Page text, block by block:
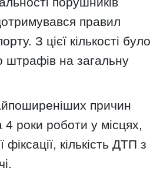
правил
З цієї кількості було
штрафів на загальну
причин
роки роботи у місцях,
кількість ДТП з